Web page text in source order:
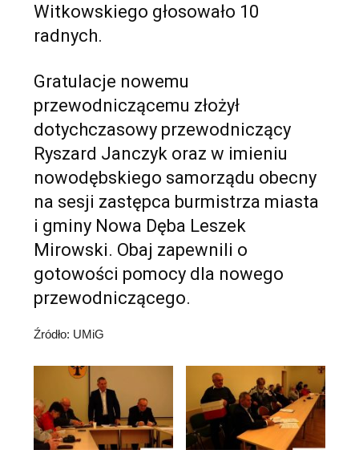
Witkowskiego głosowało 10
radnych.
Gratulacje nowemu
przewodniczącemu złożył
dotychczasowy przewodniczący
Ryszard Janczyk oraz w imieniu
nowodębskiego samorządu obecny
na sesji zastępca burmistrza miasta
i gminy Nowa Dęba Leszek
Mirowski. Obaj zapewnili o
gotowości pomocy dla nowego
przewodniczącego.
Źródło: UMiG